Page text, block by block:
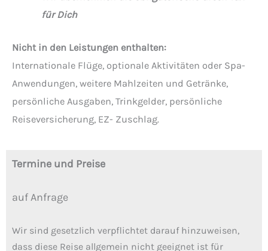
für Dich
Nicht in den Leistungen enthalten:
Internationale Flüge, optionale Aktivitäten oder Spa-
Anwendungen, weitere Mahlzeiten und Getränke,
persönliche Ausgaben, Trinkgelder, persönliche
Reiseversicherung, EZ- Zuschlag.
Termine und Preise
auf Anfrage
Wir sind gesetzlich verpflichtet darauf hinzuweisen,
dass diese Reise allgemein nicht geeignet ist für